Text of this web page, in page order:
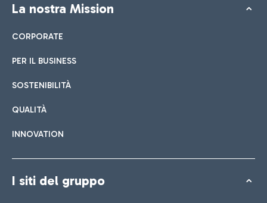
La nostra Mission
CORPORATE
PER IL BUSINESS
SOSTENIBILITÀ
QUALITÀ
INNOVATION
I siti del gruppo